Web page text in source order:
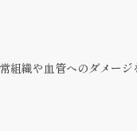
織や血管へのダメージ